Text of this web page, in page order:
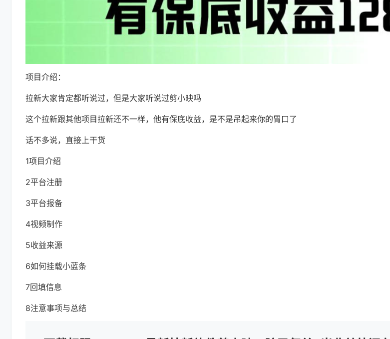
项目介绍：
拉新大家肯定都听说过，但是大家听说过剪小映吗
这个拉新跟其他项目拉新还不一样，他有保底收益，是不是吊起来你的胃口了
话不多说，直接上干货
1项目介绍
2平台注册
3平台报备
4视频制作
5收益来源
6如何挂载小蓝条
7回填信息
8注意事项与总结